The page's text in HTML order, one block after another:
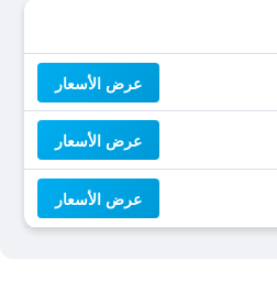
عرض الأسعار
عرض الأسعار
عرض الأسعار